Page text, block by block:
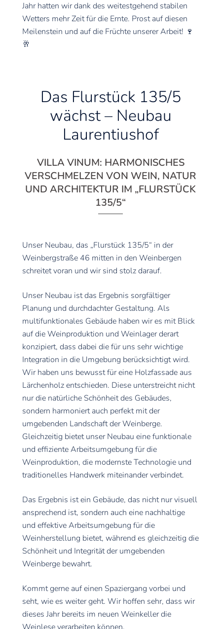
Jahr hatten wir dank des weitestgehend stabilen
Wetters mehr Zeit für die Ernte. Prost auf diesen
Meilenstein und auf die Früchte unserer Arbeit! 🍷
🥂
Das Flurstück 135/5
wächst – Neubau
Laurentiushof
VILLA VINUM: HARMONISCHES
VERSCHMELZEN VON WEIN, NATUR
UND ARCHITEKTUR IM „FLURSTÜCK
135/5“
Unser Neubau, das „Flurstück 135/5“ in der
Weinbergstraße 46 mitten in den Weinbergen
schreitet voran und wir sind stolz darauf.
Unser Neubau ist das Ergebnis sorgfältiger
Planung und durchdachter Gestaltung. Als
multifunktionales Gebäude haben wir es mit Blick
auf die Weinproduktion und Weinlager derart
konzipiert, dass dabei die für uns sehr wichtige
Integration in die Umgebung berücksichtigt wird.
Wir haben uns bewusst für eine Holzfassade aus
Lärchenholz entschieden. Diese unterstreicht nicht
nur die natürliche Schönheit des Gebäudes,
sondern harmoniert auch perfekt mit der
umgebenden Landschaft der Weinberge.
Gleichzeitig bietet unser Neubau eine funktionale
und effiziente Arbeitsumgebung für die
Weinproduktion, die modernste Technologie und
traditionelles Handwerk miteinander verbindet.
Das Ergebnis ist ein Gebäude, das nicht nur visuell
ansprechend ist, sondern auch eine nachhaltige
und effektive Arbeitsumgebung für die
Weinherstellung bietet, während es gleichzeitig die
Schönheit und Integrität der umgebenden
Weinberge bewahrt.
Kommt gerne auf einen Spaziergang vorbei und
seht, wie es weiter geht. Wir hoffen sehr, dass wir
dieses Jahr bereits im neuen Weinkeller die